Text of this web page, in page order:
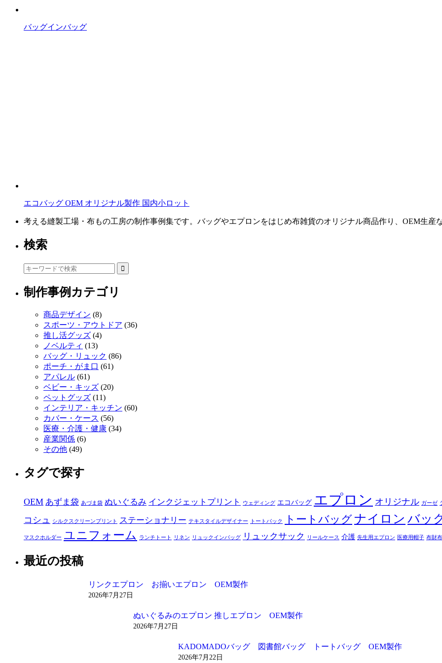
バッグインバッグ
エコバッグ OEM オリジナル製作 国内小ロット
考える縫製工場・布もの工房の制作事例集です。バッグやエプロンをはじめ布雑貨のオリジナル商品作り、OEM生産
検索
制作事例カテゴリ
商品デザイン (8)
スポーツ・アウトドア (36)
推し活グッズ (4)
ノベルティ (13)
バッグ・リュック (86)
ポーチ・がま口 (61)
アパレル (61)
ベビー・キッズ (20)
ペットグッズ (11)
インテリア・キッチン (60)
カバー・ケース (56)
医療・介護・健康 (34)
産業関係 (6)
その他 (49)
タグで探す
OEM あずま袋 あづま袋 ぬいぐるみ インクジェットプリント ウェディング エコバッグ エプロン オリジナル ガーゼ
コシュ
シルクスクリーンプリント ステーショナリー テキスタイルデザイナー トートバック トートバッグナイロン バッ
マスクホルダー ユニフォーム ランチトート リネン リュックインバッグ リュックサック リールケース 介護 先生用エプロン 医療用帽子 布財布
最近の投稿
リンクエプロン お揃いエプロン OEM製作
2026年7月27日
ぬいぐるみのエプロン 推しエプロン OEM製作
2026年7月27日
KADOMADOバッグ 図書館バッグ トートバッグ OEM製作
2026年7月22日